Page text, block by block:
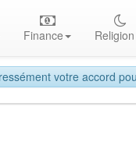
votre accord
Finance Religion